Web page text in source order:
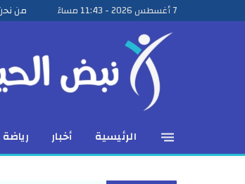
7 أغسطس 2026 - 11:43 مساءً من
الرئيسية أخبار رياضة